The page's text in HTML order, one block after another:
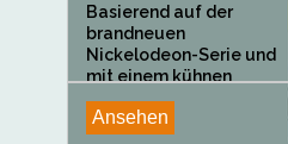
Basierend auf der
brandneuen
Nickelodeon-Serie und
mit einem kühnen
neuen...
Ansehen